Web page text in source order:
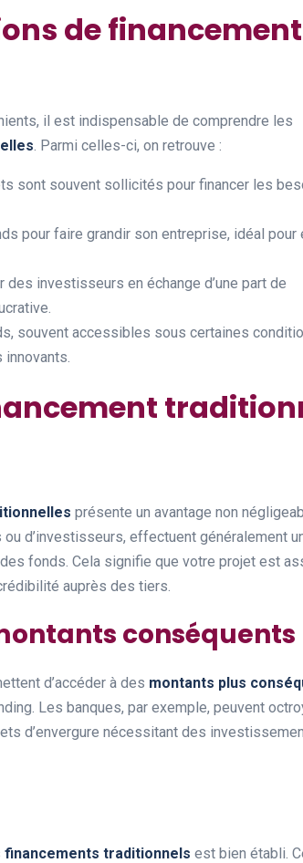
de financement
il est indispensable de comprendre les
. Parmi celles-ci, on retrouve :
sont souvent sollicités pour financer les
pour faire grandir son entreprise, idéal pour
des investisseurs en échange d’une part de
souvent accessibles sous certaines
présente un avantage non
d’investisseurs, effectuent généralement
fonds. Cela signifie que votre projet est
auprès des tiers.
conséquents
d’accéder à des montants plus
Les banques, par exemple, peuvent
d’envergure nécessitant des
financements traditionnels est bien établi.